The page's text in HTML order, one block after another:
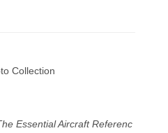
Collection
Essential Aircraft Referenc